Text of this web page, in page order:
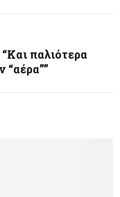
παλιότερα
“αέρα””